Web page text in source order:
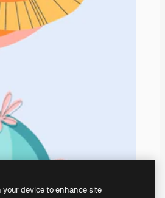
your device to enhance site